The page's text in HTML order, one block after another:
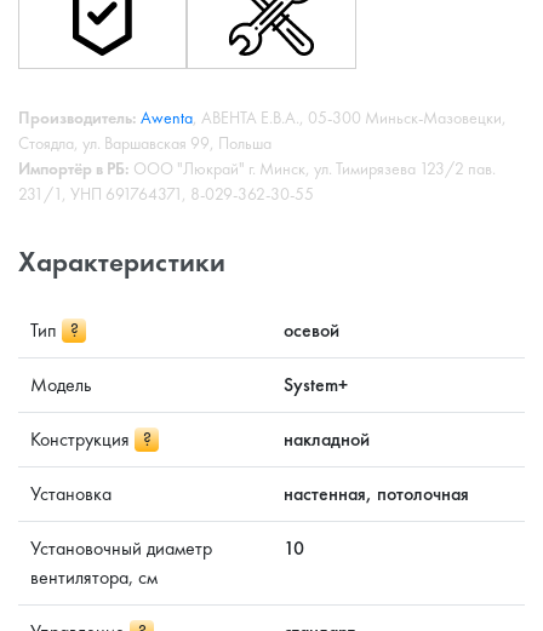
Производитель: Awenta, АВЕНТА Е.В.А., 05-300 Миньск-Мазовецки,
Стоядла, ул. Варшавская 99, Польша
Импортёр в РБ: ООО "Люкрай" г. Минск, ул. Тимирязева 123/2 пав.
231/1, УНП 691764371, 8-029-362-30-55
Характеристики
Тип ? осевой
Модель System+
Конструкция ? накладной
Установка настенная, потолочная
Установочный диаметр
вентилятора, см
10